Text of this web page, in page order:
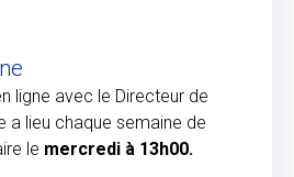
ligne avec le Directeur de
a lieu chaque semaine de
le mercredi à 13h00.